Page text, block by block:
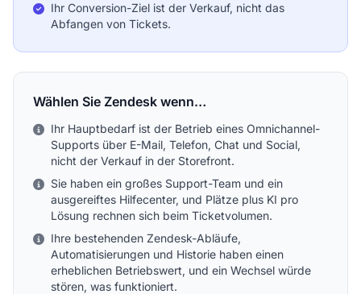
Ihr Conversion-Ziel ist der Verkauf, nicht das
Abfangen von Tickets.
Wählen Sie Zendesk wenn…
Ihr Hauptbedarf ist der Betrieb eines Omnichannel-
Supports über E-Mail, Telefon, Chat und Social,
nicht der Verkauf in der Storefront.
Sie haben ein großes Support-Team und ein
ausgereiftes Hilfecenter, und Plätze plus KI pro
Lösung rechnen sich beim Ticketvolumen.
Ihre bestehenden Zendesk-Abläufe,
Automatisierungen und Historie haben einen
erheblichen Betriebswert, und ein Wechsel würde
stören, was funktioniert.